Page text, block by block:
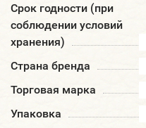
Срок годности (при
соблюдении условий
хранения)
Страна бренда
Торговая марка
Упаковка